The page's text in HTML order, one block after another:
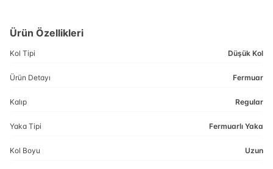
Ürün Özellikleri
Kol Tipi Düşük Kol
Ürün Detayı Fermuar
Kalıp Regular
Yaka Tipi Fermuarlı Yaka
Kol Boyu Uzun